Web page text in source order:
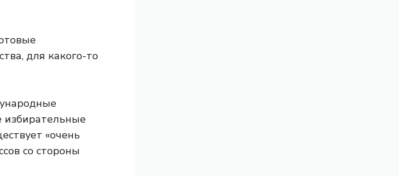
для какого-то
избирательные
«очень
со стороны